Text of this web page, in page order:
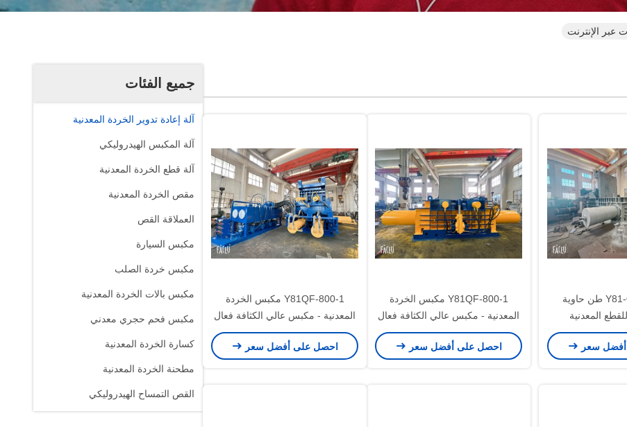
عبر الإنترنت
جميع الفئات
آلة إعادة تدوير الخردة المعدنية
آلة المكبس الهيدروليكي
آلة قطع الخردة المعدنية
مقص الخردة المعدنية
العملاقة القص
مكبس السيارة
مكبس خردة الصلب
مكبس بالات الخردة المعدنية
مكبس فحم حجري معدني
كسارة الخردة المعدنية
مطحنة الخردة المعدنية
القص التمساح الهيدروليكي
Y81-QF-630 630 طن حاوية
المعدنية
سعر
Y81QF-800-1 مكبس الخردة
المعدنية - مكبس عالي الكثافة فعال
للخردة الصناعية المختلطة
احصل على أفضل سعر
Y81QF-800-1 مكبس الخردة
المعدنية - مكبس عالي الكثافة فعال
للخردة الصناعية المختلطة
احصل على أفضل سعر